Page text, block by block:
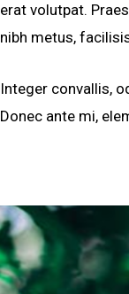
erat volutpat.
nibh metus,
Integer convallis,
Donec ante mi,